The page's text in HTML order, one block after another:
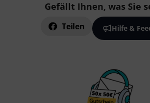
Gefällt Ihnen, was Sie
Teilen Hilfe &